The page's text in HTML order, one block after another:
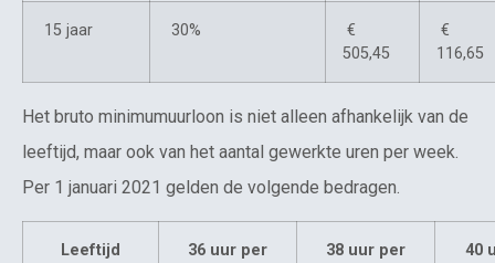
15 jaar 30%
€
505,45
€
116,65
Het bruto minimumuurloon is niet alleen afhankelijk van de
leeftijd, maar ook van het aantal gewerkte uren per week.
Per 1 januari 2021 gelden de volgende bedragen.
Leeftijd
36 uur per
38 uur per
40